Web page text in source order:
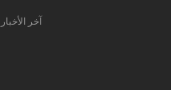
آخر الأخبار